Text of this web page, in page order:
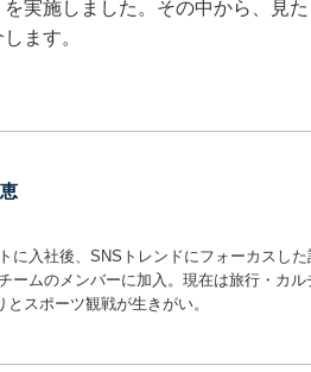
実施しました。その中から、見
ます。
に入社後、SNSトレンドにフォーカスし
ームのメンバーに加入。現在は旅行・カ
スポーツ観戦が生きがい。